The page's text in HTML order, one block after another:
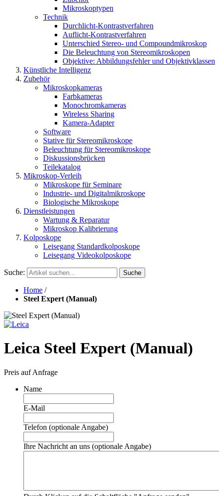
Mikroskoptypen
Technik
Durchlicht-Kontrastverfahren
Auflicht-Kontrastverfahren
Unterschied Stereo- und Compoundmikroskop
Die Beleuchtung von Stereomikroskopen
Objektive: Abbildungsfehler und Objektivklassen
Künstliche Intelligenz
Zubehör
Mikroskopkameras
Farbkameras
Monochromkameras
Wireless Sharing
Kamera-Adapter
Software
Stative für Stereomikroskope
Beleuchtung für Stereomikroskope
Diskussionsbrücken
Teilekatalog
Mikroskop-Verleih
Mikroskope für Seminare
Industrie- und Digitalmikroskope
Biologische Mikroskope
Dienstleistungen
Wartung & Reparatur
Mikroskop Kalibrierung
Kolposkope
Leisegang Standardkolposkope
Leisegang Videokolposkope
Suche: Suche
Home /
Steel Expert (Manual)
Leica Steel Expert (Manual)
Preis auf Anfrage
Name
E-Mail
Telefon (optionale Angabe)
Ihre Nachricht an uns (optionale Angabe)